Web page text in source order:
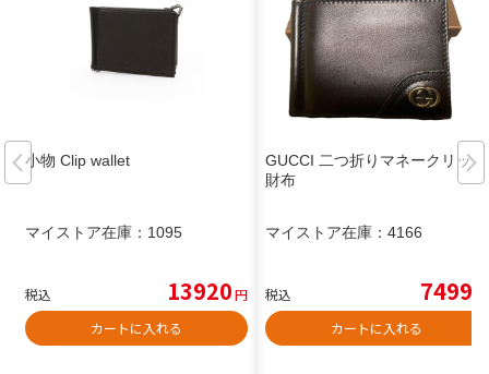
小物 Clip wallet
マイストア在庫： 1095
税込 13920円
カートに入れる
GUCCI 二つ折りマネークリップ
財布
マイストア在庫： 4166
税込 7499
カートに入れる